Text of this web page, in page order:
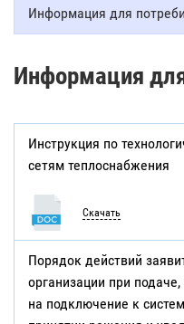
Информация для
Информация
Инструкция по
сетям теплоснабжения
Скачать
Порядок действий
организации при
на подключение к